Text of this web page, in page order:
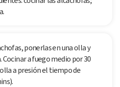
ponerlas en una olla y
Cocinar a fuego medio por 30
a presión el tiempo de